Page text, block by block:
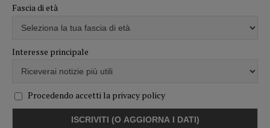
Fascia di età
Interesse principale
Procedendo accetti la privacy policy